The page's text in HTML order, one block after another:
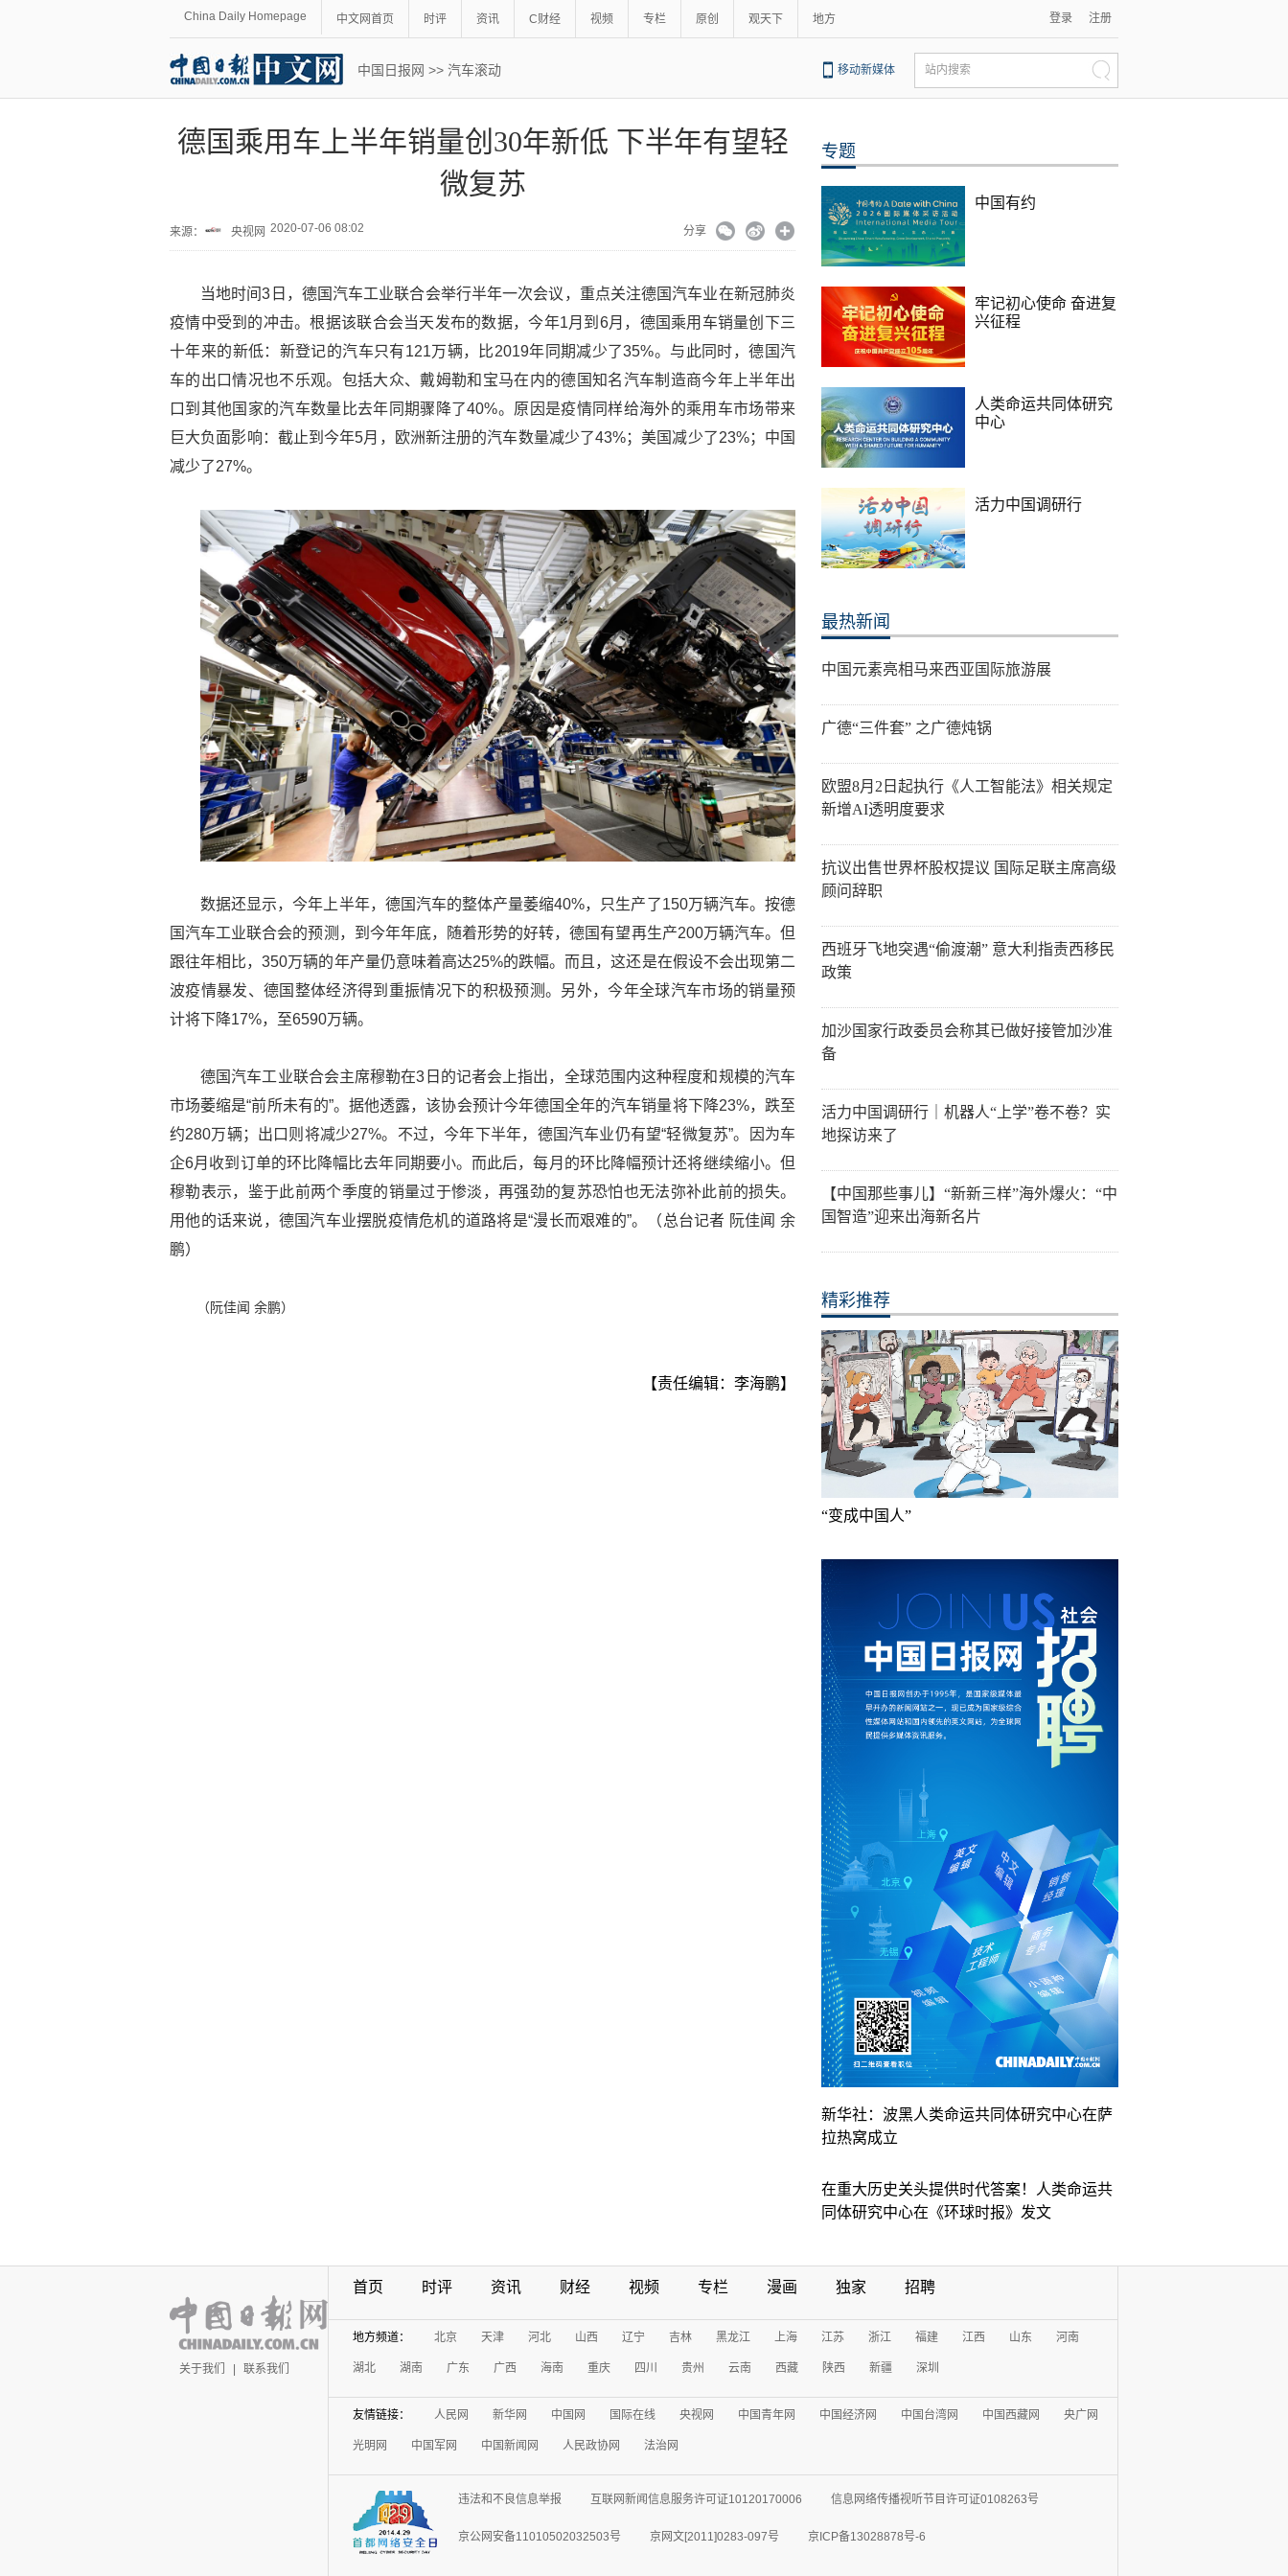
China Daily Homepage 中文网首页 时评 资讯 C财经 视频 专栏 原创 观天下 地方 登录 注册
中国日报网 >> 汽车滚动 移动新媒体 站内搜索
德国乘用车上半年销量创30年新低 下半年有望轻
微复苏
来源： 央视网 2020-07-06 08:02 分享
当地时间3日，德国汽车工业联合会举行半年一次会议，重点关注德国汽车业在新冠肺炎
疫情中受到的冲击。根据该联合会当天发布的数据，今年1月到6月，德国乘用车销量创下三
十年来的新低：新登记的汽车只有121万辆，比2019年同期减少了35%。与此同时，德国汽
车的出口情况也不乐观。包括大众、戴姆勒和宝马在内的德国知名汽车制造商今年上半年出
口到其他国家的汽车数量比去年同期骤降了40%。原因是疫情同样给海外的乘用车市场带来
巨大负面影响：截止到今年5月，欧洲新注册的汽车数量减少了43%；美国减少了23%；中国
减少了27%。
数据还显示，今年上半年，德国汽车的整体产量萎缩40%，只生产了150万辆汽车。按德
国汽车工业联合会的预测，到今年年底，随着形势的好转，德国有望再生产200万辆汽车。但
跟往年相比，350万辆的年产量仍意味着高达25%的跌幅。而且，这还是在假设不会出现第二
波疫情暴发、德国整体经济得到重振情况下的积极预测。另外，今年全球汽车市场的销量预
计将下降17%，至6590万辆。
德国汽车工业联合会主席穆勒在3日的记者会上指出，全球范围内这种程度和规模的汽车
市场萎缩是“前所未有的”。据他透露，该协会预计今年德国全年的汽车销量将下降23%，跌至
约280万辆；出口则将减少27%。不过，今年下半年，德国汽车业仍有望“轻微复苏”。因为车
企6月收到订单的环比降幅比去年同期要小。而此后，每月的环比降幅预计还将继续缩小。但
穆勒表示，鉴于此前两个季度的销量过于惨淡，再强劲的复苏恐怕也无法弥补此前的损失。
用他的话来说，德国汽车业摆脱疫情危机的道路将是“漫长而艰难的”。（总台记者 阮佳闻 余
鹏）
（阮佳闻 余鹏）
【责任编辑：李海鹏】
专题
中国有约
牢记初心使命 奋进复
兴征程
人类命运共同体研究
中心
活力中国调研行
最热新闻
中国元素亮相马来西亚国际旅游展
广德“三件套” 之广德炖锅
欧盟8月2日起执行《人工智能法》相关规定
新增AI透明度要求
抗议出售世界杯股权提议 国际足联主席高级
顾问辞职
西班牙飞地突遇“偷渡潮” 意大利指责西移民
政策
加沙国家行政委员会称其已做好接管加沙准
备
活力中国调研行｜机器人“上学”卷不卷？实
地探访来了
【中国那些事儿】“新新三样”海外爆火：“中
国智造”迎来出海新名片
精彩推荐
“变成中国人”
新华社：波黑人类命运共同体研究中心在萨
拉热窝成立
在重大历史关头提供时代答案！人类命运共
同体研究中心在《环球时报》发文
关于我们 联系我们
首页 时评 资讯 财经 视频 专栏 漫画 独家 招聘
地方频道： 北京 天津 河北 山西 辽宁 吉林 黑龙江 上海 江苏 浙江 福建 江西 山东 河南
湖北 湖南 广东 广西 海南 重庆 四川 贵州 云南 西藏 陕西 新疆 深圳
友情链接： 人民网 新华网 中国网 国际在线 央视网 中国青年网 中国经济网 中国台湾网 中国西藏网 央广网
光明网 中国军网 中国新闻网 人民政协网 法治网
违法和不良信息举报 互联网新闻信息服务许可证10120170006 信息网络传播视听节目许可证0108263号
京公网安备11010502032503号 京网文[2011]0283-097号 京ICP备13028878号-6